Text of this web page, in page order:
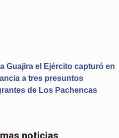
Guajira el Ejército capturó en
a tres presuntos
de Los Pachencas